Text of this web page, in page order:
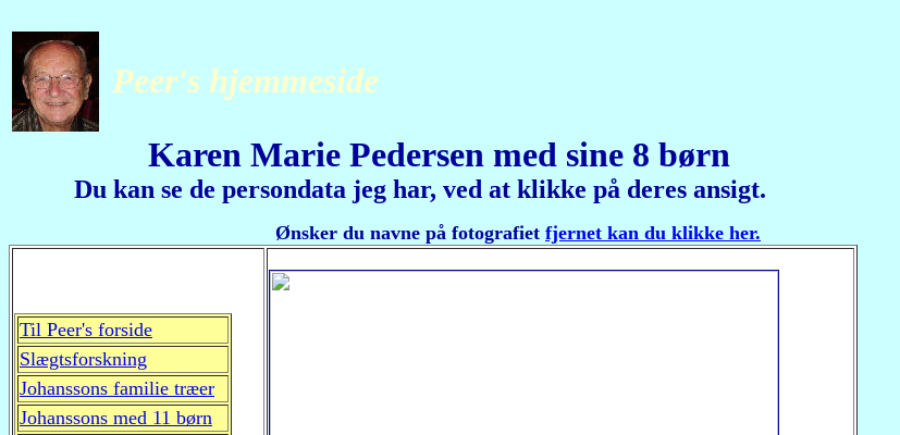
Peer's hjemmeside
Karen Marie Pedersen med sine 8 børn
Du kan se de persondata jeg har, ved at klikke på deres ansigt.
Ønsker du navne på fotografiet fjernet kan du klikke her.
Til Peer's forside
Slægtsforskning
Johanssons familie træer
Johanssons med 11 børn